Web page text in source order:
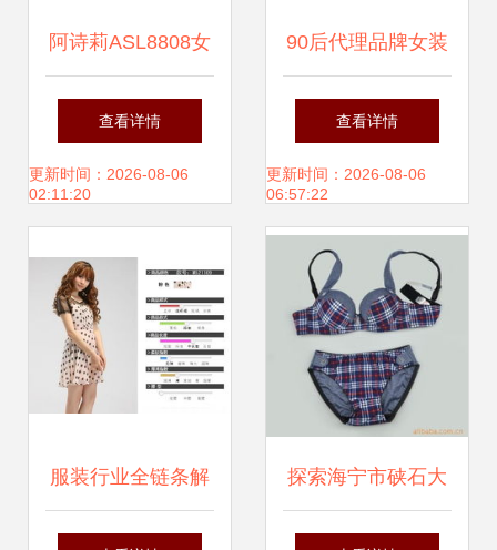
阿诗莉ASL8808女
装批发代理 一站式
服务助力服装业务
查看详情
更新时间：2026-08-06
02:11:20
90后代理品牌女装
成本与步骤全解析
查看详情
更新时间：2026-08-06
06:57:22
服装行业全链条解
析 从批发到品牌折
探索海宁市硖石大
卫浪神服装设计工